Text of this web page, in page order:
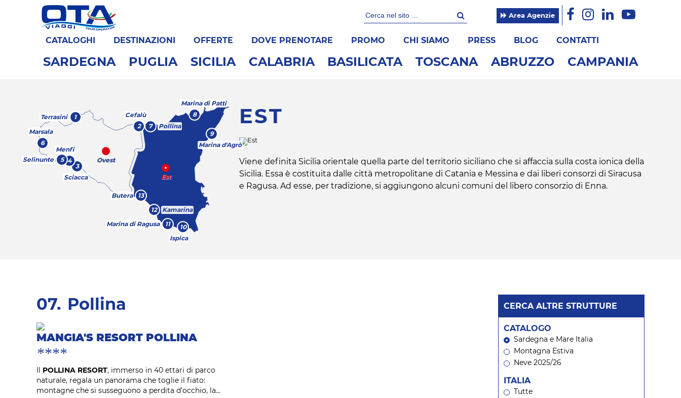
Area Agenzie
CATALOGHI DESTINAZIONI OFFERTE DOVE PRENOTARE PROMO CHI SIAMO PRESS BLOG CONTATTI
SARDEGNA PUGLIA SICILIA CALABRIA BASILICATA TOSCANA ABRUZZO CAMPANIA
1
Terrasini
2
Cefalù
3
Sciacca
4
Menfi
5
Selinunte
6
Marsala
7 Pollina
8
Marina di Patti
9
Marina d'Agrò
10
Ispica
11
Marina di Ragusa
12 Kamarina
13
Butera
Est
Ovest
EST
Viene definita Sicilia orientale quella parte del territorio siciliano che si affaccia sulla costa ionica della
Sicilia. Essa è costituita dalle città metropolitane di Catania e Messina e dai liberi consorzi di Siracusa
e Ragusa. Ad esse, per tradizione, si aggiungono alcuni comuni del libero consorzio di Enna.
07. Pollina
MANGIA'S RESORT POLLINA
****
POLLINA RESORT, immerso in 40 ettari di parco
naturale, regala un panorama che toglie il fiato:
montagne che si susseguono a perdita d’occhio, la...
CERCA ALTRE STRUTTURE
CATALOGO
Sardegna e Mare Italia
Montagna Estiva
Neve 2025/26
ITALIA
Tutte